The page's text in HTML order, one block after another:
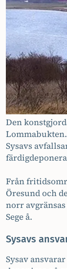
Den
Sysavs
Från
Öresund och
norr
Sege å.
Sysavs
Sysav